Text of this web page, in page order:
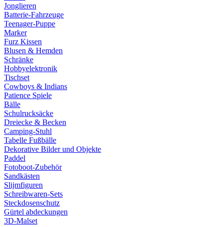
Jonglieren
Batterie-Fahrzeuge
Teenager-Puppe
Marker
Furz Kissen
Blusen & Hemden
Schränke
Hobbyelektronik
Tischset
Cowboys & Indians
Patience Spiele
Bälle
Schulrucksäcke
Dreiecke & Becken
Camping-Stuhl
Tabelle Fußbälle
Dekorative Bilder und Objekte
Paddel
Fotoboot-Zubehör
Sandkästen
Slijmfiguren
Schreibwaren-Sets
Steckdosenschutz
Gürtel abdeckungen
3D-Malset